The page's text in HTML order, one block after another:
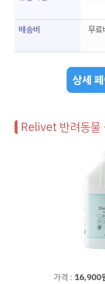
배송비
무
상세
Relivet 반려동물
가격 : 16,900